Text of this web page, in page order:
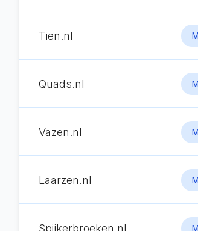
Tien.nl
Quads.nl
Vazen.nl
Laarzen.nl
Spijkerbroeken.nl